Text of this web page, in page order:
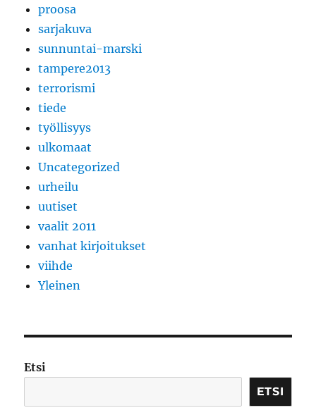
proosa
sarjakuva
sunnuntai-marski
tampere2013
terrorismi
tiede
työllisyys
ulkomaat
Uncategorized
urheilu
uutiset
vaalit 2011
vanhat kirjoitukset
viihde
Yleinen
Etsi
ETSI